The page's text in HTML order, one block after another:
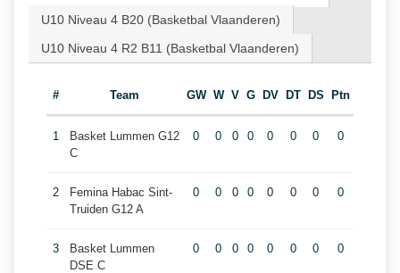
U10 Niveau 4 B20 (Basketbal Vlaanderen)
U10 Niveau 4 R2 B11 (Basketbal Vlaanderen)
# Team GW W V G DV DT DS Ptn
1
Basket Lummen G12
C
0 0 0 0 0 0 0 0
2
Femina Habac Sint-
Truiden G12 A
0 0 0 0 0 0 0 0
3
Basket Lummen
DSE C
0 0 0 0 0 0 0 0